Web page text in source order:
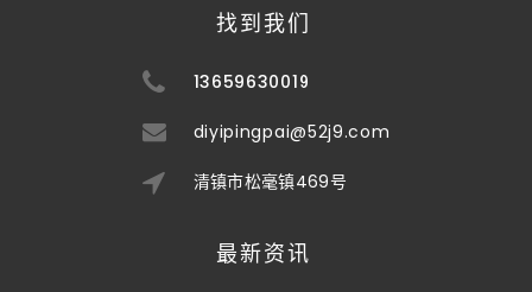
找到我们
13659630019
diyipingpai@52j9.com
清镇市松毫镇469号
最新资讯